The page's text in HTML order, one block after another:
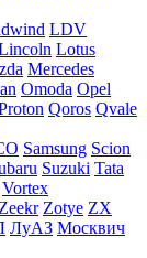
LDV
Lotus
Mercedes
Omoda Opel
Qoros Qvale
Samsung Scion
Suzuki Tata
Vortex
Zeekr Zotye ZX
ЛуАЗ Москвич